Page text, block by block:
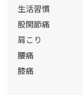
生活習慣
股関節痛
肩こり
腰痛
膝痛